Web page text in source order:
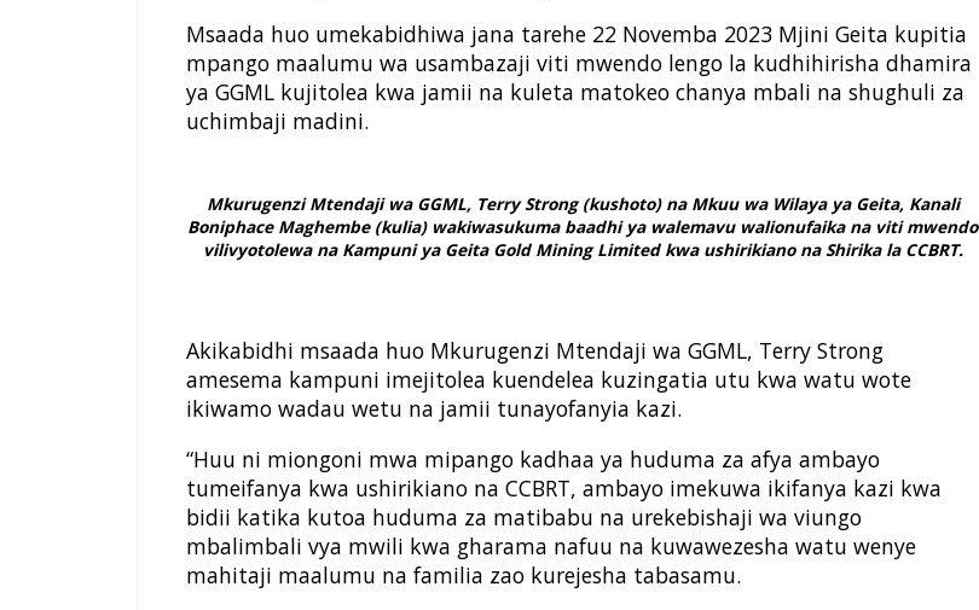
Msaada huo umekabidhiwa jana tarehe 22 Novemba 2023 Mjini Geita kupitia
mpango maalumu wa usambazaji viti mwendo lengo la kudhihirisha dhamira
ya GGML kujitolea kwa jamii na kuleta matokeo chanya mbali na shughuli za
uchimbaji madini.
Mkurugenzi Mtendaji wa GGML, Terry Strong (kushoto) na Mkuu wa Wilaya ya Geita, Kanali
Boniphace Maghembe (kulia) wakiwasukuma baadhi ya walemavu walionufaika na viti mwendo
vilivyotolewa na Kampuni ya Geita Gold Mining Limited kwa ushirikiano na Shirika la CCBRT.
Akikabidhi msaada huo Mkurugenzi Mtendaji wa GGML, Terry Strong
amesema kampuni imejitolea kuendelea kuzingatia utu kwa watu wote
ikiwamo wadau wetu na jamii tunayofanyia kazi.
“Huu ni miongoni mwa mipango kadhaa ya huduma za afya ambayo
tumeifanya kwa ushirikiano na CCBRT, ambayo imekuwa ikifanya kazi kwa
bidii katika kutoa huduma za matibabu na urekebishaji wa viungo
mbalimbali vya mwili kwa gharama nafuu na kuwawezesha watu wenye
mahitaji maalumu na familia zao kurejesha tabasamu.